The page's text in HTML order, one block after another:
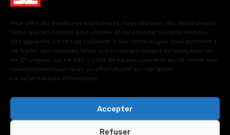
Pour offrir les meilleures expériences, nous utilisons des technologies
telles que les cookies pour stocker et/ou accéder aux informations
des appareils. Le fait de consentir à ces technologies nous permettra
de traiter des données telles que le comportement de navigation ou
les ID uniques sur ce site. Le fait de ne pas consentir ou de retirer son
consentement peut avoir un effet négatif sur certaines
caractéristiques et fonctions.
Accepter
Refuser
FAQ – Questions fréquentes
Politique de cookies (UE)
Politiques de confidentialité